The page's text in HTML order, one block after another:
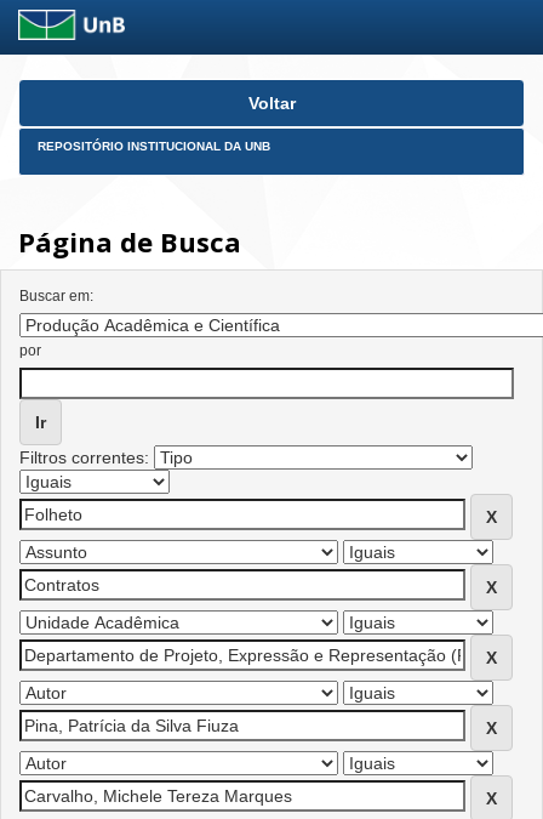
Skip
Voltar
REPOSITÓRIO INSTITUCIONAL DA UNB
Página de Busca
Buscar em:
por
Filtros correntes: